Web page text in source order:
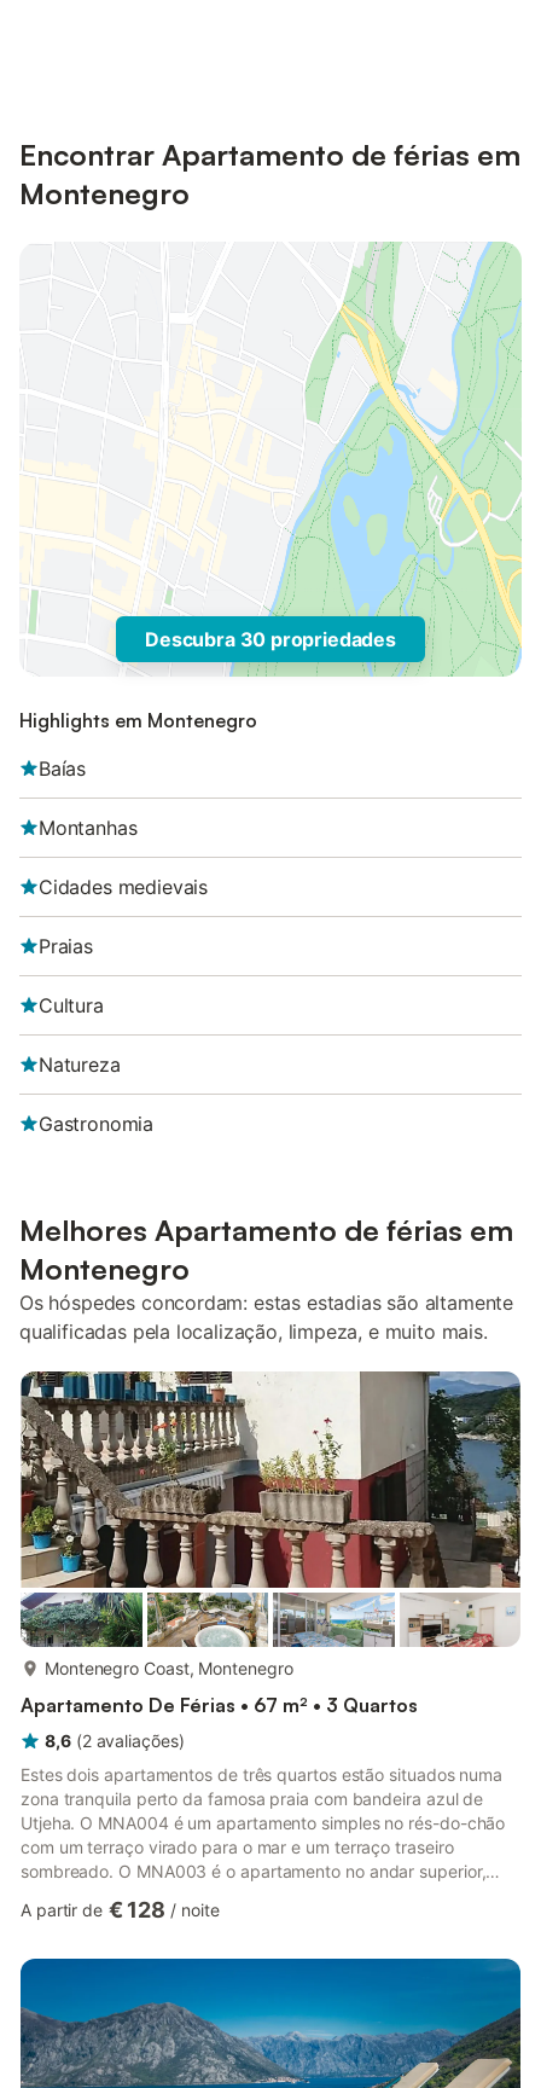
Encontrar Apartamento de férias em
Montenegro
Descubra 30 propriedades
Highlights em Montenegro
Baías
Montanhas
Cidades medievais
Praias
Cultura
Natureza
Gastronomia
Melhores Apartamento de férias em
Montenegro
Os hóspedes concordam: estas estadias são altamente
qualificadas pela localização, limpeza, e muito mais.
Montenegro Coast, Montenegro
Apartamento De Férias • 67 m² • 3 Quartos
8,6 (2 avaliações)
Estes dois apartamentos de três quartos estão situados numa
zona tranquila perto da famosa praia com bandeira azul de
Utjeha. O MNA004 é um apartamento simples no rés-do-chão
com um terraço virado para o mar e um terraço traseiro
sombreado. O MNA003 é o apartamento no andar superior,
do outro lado da estrada costeira e oferece restaurantes, bares
modernas e históricas, muita vegetação, ligações de barco
Skadar...
A partir de € 128 / noite